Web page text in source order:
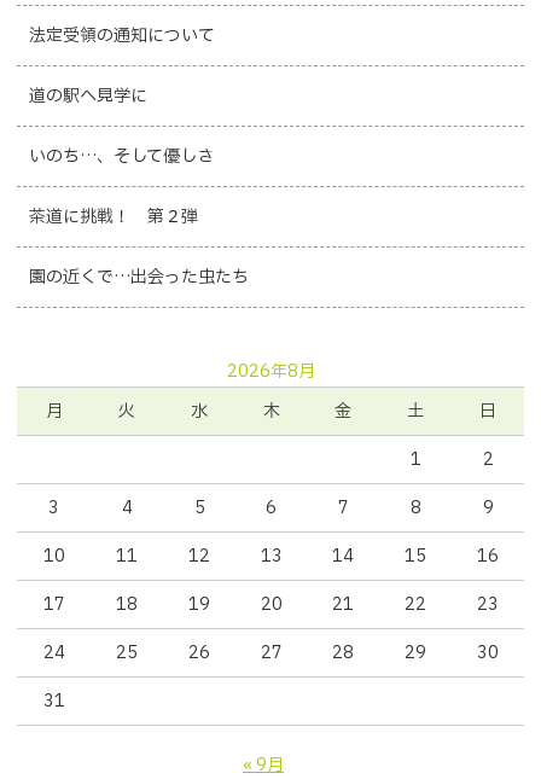
法定受領の通知について
道の駅へ見学に
いのち…、そして優しさ
茶道に挑戦！ 第２弾
園の近くで…出会った虫たち
2026年8月
月
火 水 木 金 土
日
1
2
3
4 5 6 7 8
9
10
11 12 13 14 15
16
17
18 19 20 21 22
23
24
25 26 27 28 29
30
31
« 9月